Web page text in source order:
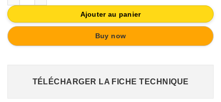
Ajouter au panier
Buy now
TÉLÉCHARGER LA FICHE TECHNIQUE